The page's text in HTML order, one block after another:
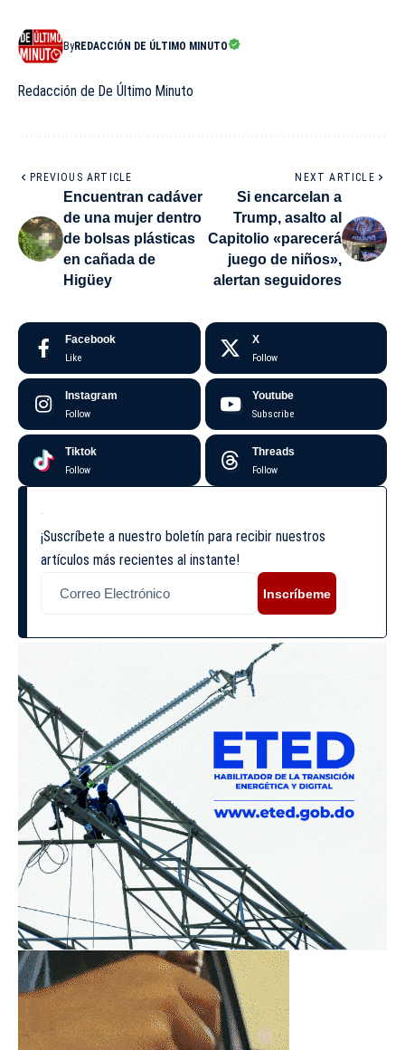
ByREDACCIÓN DE ÚLTIMO MINUTO
Redacción de De Último Minuto
PREVIOUS ARTICLE
Encuentran cadáver
de una mujer dentro
de bolsas plásticas
en cañada de
Higüey
NEXT ARTICLE
Si encarcelan a
Trump, asalto al
Capitolio «parecerá
juego de niños»,
alertan seguidores
Facebook
Like
X
Follow
Instagram
Follow
Youtube
Subscribe
Tiktok
Follow
Threads
Follow
¡Suscríbete a nuestro boletín para recibir nuestros
artículos más recientes al instante!
Inscríbeme